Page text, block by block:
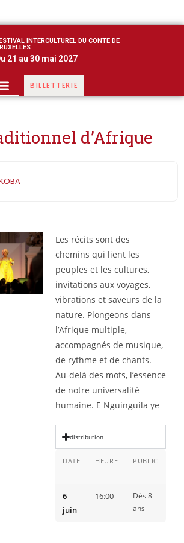
INTERCULTUREL DU CONTE DE
21 au 30 mai 2027
BILLETTERIE
d’Afrique
Les récits sont des
chemins qui lient les
peuples et les cultures,
invitations aux voyages,
vibrations et saveurs de la
nature. Plongeons dans
l’Afrique multiple,
accompagnés de musique,
de rythme et de chants.
Au-delà des mots, l’essence
de notre universalité
humaine. E Nguinguila ye
distribution
DATE HEURE PUBLIC
6
juin
16:00
Dès 8
ans